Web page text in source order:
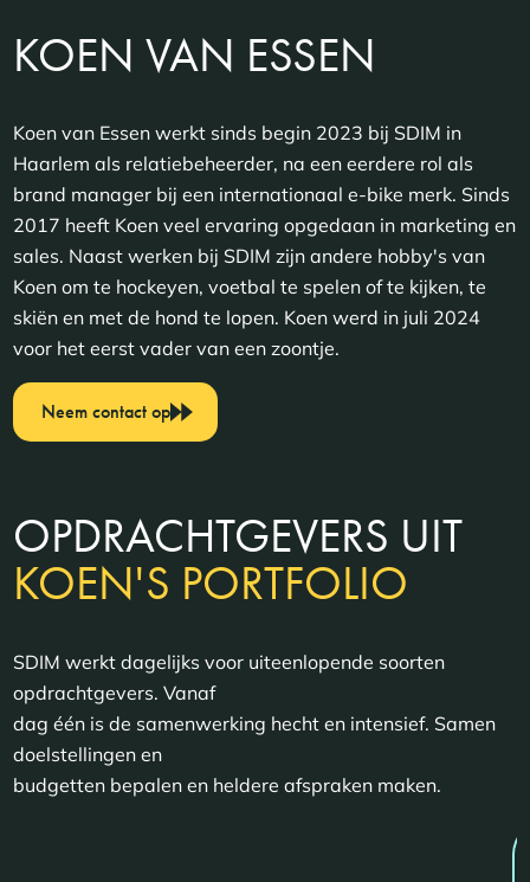
KOEN VAN ESSEN
Koen van Essen werkt sinds begin 2023 bij SDIM in
Haarlem als relatiebeheerder, na een eerdere rol als
brand manager bij een internationaal e-bike merk. Sinds
2017 heeft Koen veel ervaring opgedaan in marketing en
sales. Naast werken bij SDIM zijn andere hobby's van
Koen om te hockeyen, voetbal te spelen of te kijken, te
skiën en met de hond te lopen. Koen werd in juli 2024
voor het eerst vader van een zoontje.
Neem contact op
OPDRACHTGEVERS UIT
KOEN'S PORTFOLIO
SDIM werkt dagelijks voor uiteenlopende soorten
opdrachtgevers. Vanaf
dag één is de samenwerking hecht en intensief. Samen
doelstellingen en
budgetten bepalen en heldere afspraken maken.